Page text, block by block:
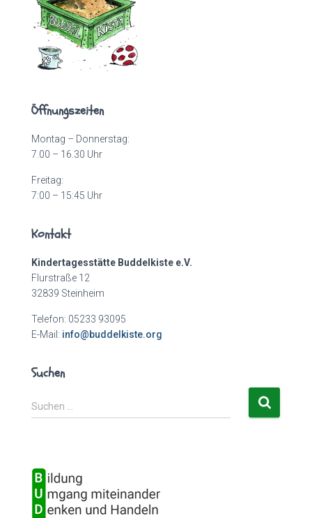
Öffnungszeiten
Montag – Donnerstag:
7.00 – 16.30 Uhr
Freitag:
7:00 – 15:45 Uhr
Kontakt
Kindertagesstätte Buddelkiste e.V.
Flurstraße 12
32839 Steinheim
Telefon: 05233 93095
E-Mail: info@buddelkiste.org
Suchen
S
u
a
Suchen …